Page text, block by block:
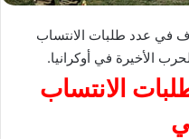
في عدد طلبات الانتساب
الأخيرة في أوكرانيا.
الانتساب